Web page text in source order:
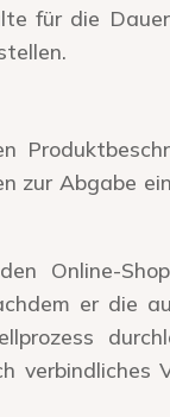
für die
zur Abgabe
Online-
er die